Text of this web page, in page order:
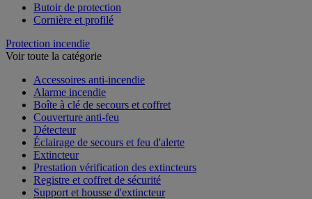
Butoir de protection
Cornière et profilé
Protection incendie
Voir toute la catégorie
Accessoires anti-incendie
Alarme incendie
Boîte à clé de secours et coffret
Couverture anti-feu
Détecteur
Éclairage de secours et feu d'alerte
Extincteur
Prestation vérification des extincteurs
Registre et coffret de sécurité
Support et housse d'extincteur